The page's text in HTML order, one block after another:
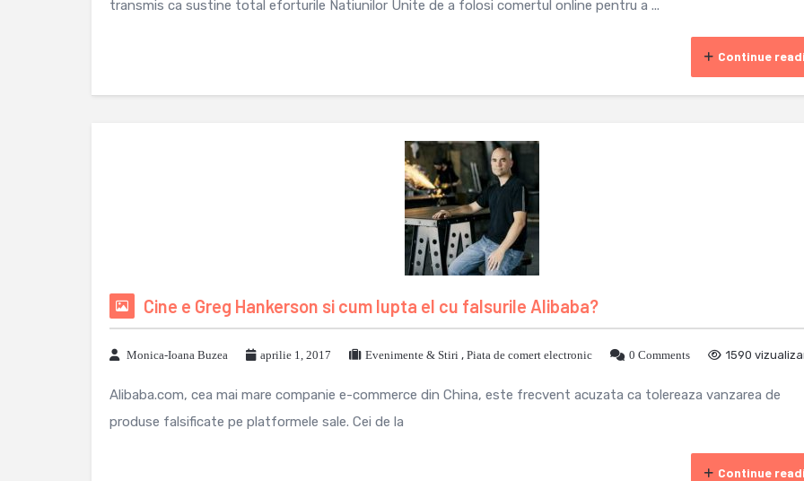
transmis ca sustine total eforturile Natiunilor Unite de a folosi comertul online pentru a ...
Continue
Cine e Greg Hankerson si cum lupta el cu falsurile Alibaba?
Monica-Ioana Buzea aprilie 1, 2017 Evenimente & Stiri , Piata de comert electronic 0 Comments 1590
Alibaba.com, cea mai mare companie e-commerce din China, este frecvent acuzata ca tolereaza vanzarea de
produse falsificate pe platformele sale. Cei de la
Continue